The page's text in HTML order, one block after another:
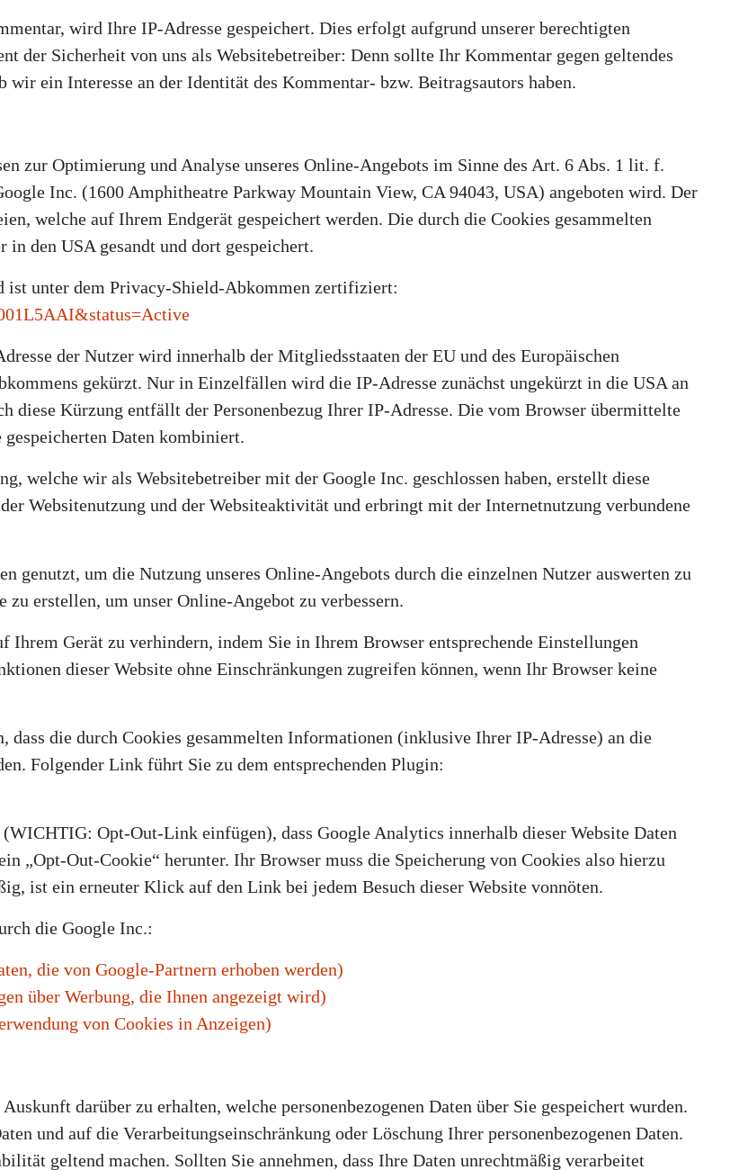
wird Ihre IP-Adresse gespeichert. Dies erfolgt aufgrund unserer berechtigten
der Sicherheit von uns als Websitebetreiber: Denn sollte Ihr Kommentar gegen geltendes
ein Interesse an der Identität des Kommentar- bzw. Beitragsautors haben.
zur Optimierung und Analyse unseres Online-Angebots im Sinne des Art. 6 Abs. 1 lit. f.
Inc. (1600 Amphitheatre Parkway Mountain View, CA 94043, USA) angeboten wird. Der
welche auf Ihrem Endgerät gespeichert werden. Die durch die Cookies gesammelten
den USA gesandt und dort gespeichert.
ist unter dem Privacy-Shield-Abkommen zertifiziert:
der Nutzer wird innerhalb der Mitgliedsstaaten der EU und des Europäischen
gekürzt. Nur in Einzelfällen wird die IP-Adresse zunächst ungekürzt in die USA an
diese Kürzung entfällt der Personenbezug Ihrer IP-Adresse. Die vom Browser übermittelte
Daten kombiniert.
welche wir als Websitebetreiber mit der Google Inc. geschlossen haben, erstellt diese
Websitenutzung und der Websiteaktivität und erbringt mit der Internetnutzung verbundene
genutzt, um die Nutzung unseres Online-Angebots durch die einzelnen Nutzer auswerten zu
erstellen, um unser Online-Angebot zu verbessern.
Ihrem Gerät zu verhindern, indem Sie in Ihrem Browser entsprechende Einstellungen
dieser Website ohne Einschränkungen zugreifen können, wenn Ihr Browser keine
die durch Cookies gesammelten Informationen (inklusive Ihrer IP-Adresse) an die
Folgender Link führt Sie zu dem entsprechenden Plugin:
Opt-Out-Link einfügen), dass Google Analytics innerhalb dieser Website Daten
„Opt-Out-Cookie“ herunter. Ihr Browser muss die Speicherung von Cookies also hierzu
ist ein erneuter Klick auf den Link bei jedem Besuch dieser Website vonnöten.
die Google Inc.:
die von Google-Partnern erhoben werden)
über Werbung, die Ihnen angezeigt wird)
von Cookies in Anzeigen)
darüber zu erhalten, welche personenbezogenen Daten über Sie gespeichert wurden.
und auf die Verarbeitungseinschränkung oder Löschung Ihrer personenbezogenen Daten.
geltend machen. Sollten Sie annehmen, dass Ihre Daten unrechtmäßig verarbeitet